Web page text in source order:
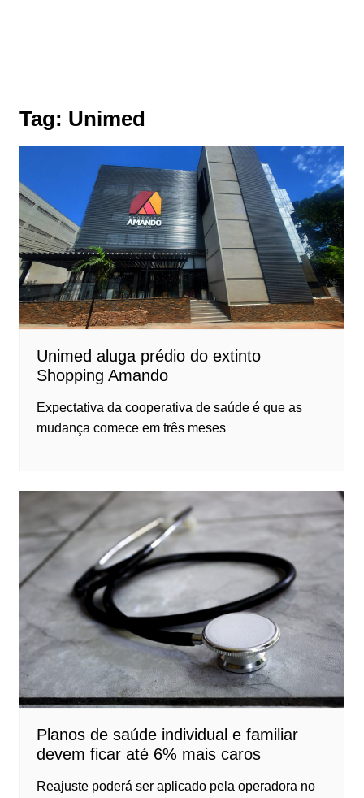
Tag: Unimed
Unimed aluga prédio do extinto
Shopping Amando
Expectativa da cooperativa de saúde é que as
mudança comece em três meses
Planos de saúde individual e familiar
devem ficar até 6% mais caros
Reajuste poderá ser aplicado pela operadora no